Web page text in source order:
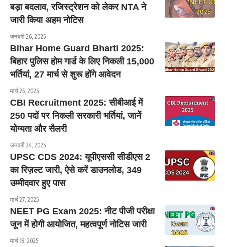
बड़ा बदलाव, रजिस्ट्रेशन को लेकर NTA ने
जारी किया अहम नोटिस
जनवरी 26, 2025
Bihar Home Guard Bharti 2025:
बिहार पुलिस होम गार्ड के लिए निकली 15,000
भर्तियां, 27 मार्च से शुरू होंगे आवेदन
मार्च 25, 2025
CBI Recruitment 2025: सीबीआई में
250 पदों पर निकली सरकारी भर्तियां, जानें
योग्यता और सैलरी
जनवरी 24, 2025
UPSC CDS 2024: यूपीएससी सीडीएस 2
का रिज़ल्ट जारी, ऐसे करें डाउनलोड, 349
उम्मीदवार हुए पास
मार्च 27, 2025
NEET PG Exam 2025: नीट पीजी परीक्षा
जून में होगी आयोजित, महत्वपूर्ण नोटिस जारी
मार्च 18, 2025